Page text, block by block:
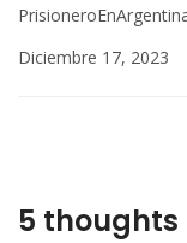
Diciembre 17, 2023
5 thoughts